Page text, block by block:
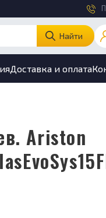
Найти
Доставка и оплата